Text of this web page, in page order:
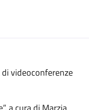
videoconferenze